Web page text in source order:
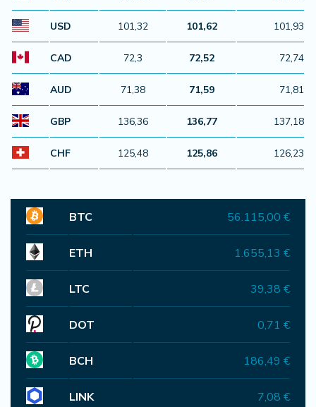
USD 101,32 101,62 101,93
CAD 72,3 72,52 72,74
AUD 71,38 71,59 71,81
GBP 136,36 136,77 137,18
CHF 125,48 125,86 126,23
BTC 56.115,00 €
ETH 1.655,13 €
LTC 39,38 €
DOT 0,71 €
BCH 186,49 €
LINK 7,08 €